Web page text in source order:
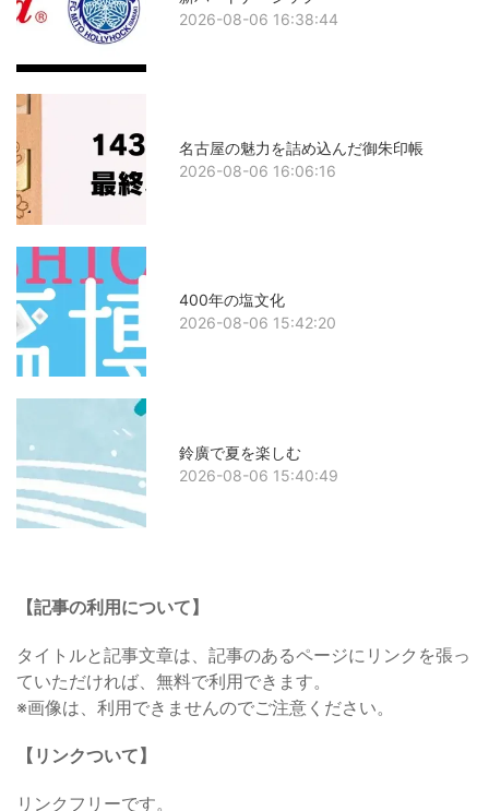
2026-08-06 16:38:44
名古屋の魅力を詰め込んだ御朱印帳
2026-08-06 16:06:16
400年の塩文化
2026-08-06 15:42:20
鈴廣で夏を楽しむ
2026-08-06 15:40:49
【記事の利用について】
タイトルと記事文章は、記事のあるページにリンクを張っ
ていただければ、無料で利用できます。
※画像は、利用できませんのでご注意ください。
【リンクついて】
リンクフリーです。